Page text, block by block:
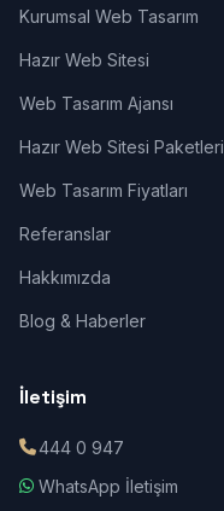
Kurumsal Web Tasarım
Hazır Web Sitesi
Web Tasarım Ajansı
Hazır Web Sitesi Paketleri
Web Tasarım Fiyatları
Referanslar
Hakkımızda
Blog & Haberler
İletişim
444 0 947
WhatsApp İletişim